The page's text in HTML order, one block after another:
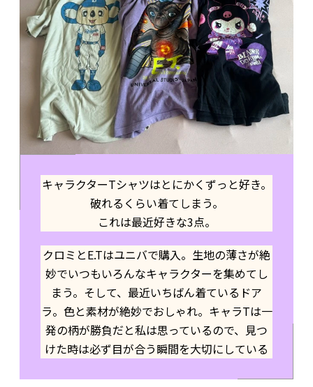
キャラクターTシャツはとにかくずっと好き。
破れるくらい着てしまう。
これは最近好きな3点。
クロミとE.Tはユニバで購入。生地の薄さが絶
妙でいつもいろんなキャラクターを集めてし
まう。そして、最近いちばん着ているドア
ラ。色と素材が絶妙でおしゃれ。キャラTは一
発の柄が勝負だと私は思っているので、見つ
けた時は必ず目が合う瞬間を大切にしている